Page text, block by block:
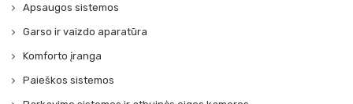
Apsaugos sistemos
Garso ir vaizdo aparatūra
Komforto įranga
Paieškos sistemos